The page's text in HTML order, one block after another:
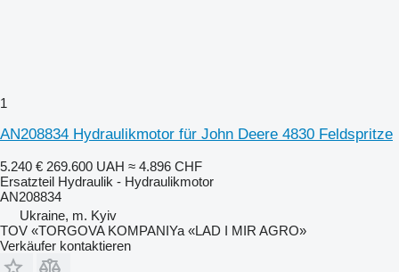
1
AN208834 Hydraulikmotor für John Deere 4830 Feldspritze
5.240 € 269.600 UAH ≈ 4.896 CHF
Ersatzteil Hydraulik - Hydraulikmotor
AN208834
Ukraine, m. Kyiv
TOV «TORGOVA KOMPANIYa «LAD I MIR AGRO»
Verkäufer kontaktieren